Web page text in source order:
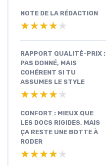
NOTE DE LA RÉDACTION
★★★★★
★★★★★
RAPPORT QUALITÉ-PRIX :
PAS DONNÉ, MAIS
COHÉRENT SI TU
ASSUMES LE STYLE
★★★★★
★★★★★
CONFORT : MIEUX QUE
LES DOCS RIGIDES, MAIS
ÇA RESTE UNE BOTTE À
RODER
★★★★★
★★★★★